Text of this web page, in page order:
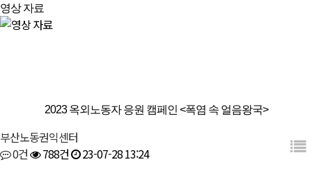
영상 자료
2023 옥외노동자 응원 캠페인 <폭염 속 얼음왕국>
부산노동권익센터
0건
788건 23-07-28 13:24